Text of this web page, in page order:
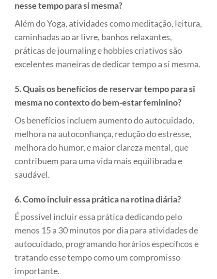
nesse tempo para si mesma?
Além do Yoga, atividades como meditação, leitura,
caminhadas ao ar livre, banhos relaxantes,
práticas de journaling e hobbies criativos são
excelentes maneiras de dedicar tempo a si mesma.
5. Quais os benefícios de reservar tempo para si
mesma no contexto do bem-estar feminino?
Os benefícios incluem aumento do autocuidado,
melhora na autoconfiança, redução do estresse,
melhora do humor, e maior clareza mental, que
contribuem para uma vida mais equilibrada e
saudável.
6. Como incluir essa prática na rotina diária?
É possível incluir essa prática dedicando pelo
menos 15 a 30 minutos por dia para atividades de
autocuidado, programando horários específicos e
tratando esse tempo como um compromisso
importante.